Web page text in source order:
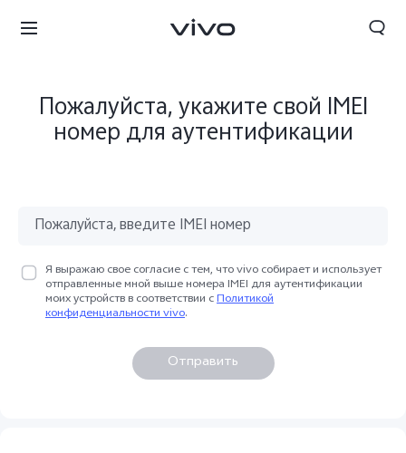
Пожалуйста, укажите свой IMEI
номер для аутентификации
Я выражаю свое согласие с тем, что vivo собирает и использует
отправленные мной выше номера IMEI для аутентификации
моих устройств в соответствии сПолитикой
конфиденциальности vivo.
Отправить